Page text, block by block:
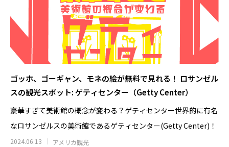
ゴッホ、ゴーギャン、モネの絵が無料で見れる！ ロサンゼル
スの観光スポット: ゲティセンター（Getty Center）
豪華すぎて美術館の概念が変わる？ゲティセンター世界的に有名
なロサンゼルスの美術館であるゲティセンター(Getty Center)！
2024.06.13 アメリカ観光